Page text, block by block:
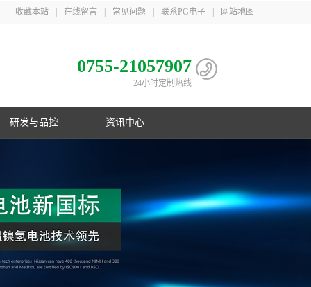
收藏本站 在线留言 常见问题 联系PG电子 网站地图
0755-21057907
24小时定制热线
研发与品控 资讯中心
导
数码锂电池领域采用改性锰酸锂电池
106项，其中发明专利33项，并获得
誉
介
子
深圳、梅州、江苏三地自建生产基
布欧美、东南亚以及国内